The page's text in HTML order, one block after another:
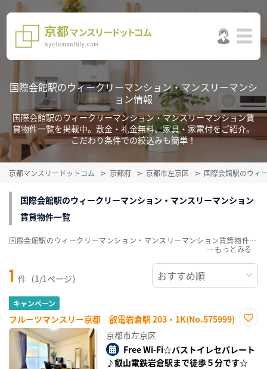
国際会館駅のウィークリーマンション・マンスリーマンシ
ョン情報
国際会館駅のウィークリーマンション・マンスリーマンション賃
貸物件一覧を掲載中。敷金・礼金無料、家具・家電付をご紹介。
こだわり条件での絞込みも簡単！
京都マンスリードットコム 京都府 京都市左京区 国際会館駅のウィ
国際会館駅のウィークリーマンション・マンスリーマンション
賃貸物件一覧
1 件（1/1ページ）
キャンペーン
フルーツマンスリー京都 叡電岩倉駅 203・1K(No.575999)
り登
録
京都市左京区
Free Wi-Fi☆バストイレセパレート
♪叡山電鉄岩倉駅まで徒歩５分です☆
国際会館駅のウィークリーマンション・マンスリーマンション賃貸物件一覧を掲載中。敷金・礼金無料、家具・家電付をご紹介。こだわり条件での絞込みも簡単！
…